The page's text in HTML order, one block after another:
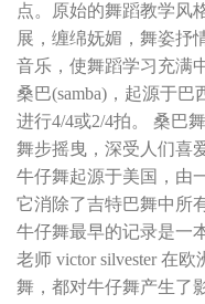
点。原始的舞蹈教学风
展，缠绵妩媚，舞姿抒
音乐，使舞蹈学习充满
桑巴(samba)，起源于
进行4/4或2/4拍。 桑巴
舞步摇曳，深受人们喜
牛仔舞起源于美国，由
它消除了吉特巴舞中所
牛仔舞最早的记录是一
老师 victor silvester 在
舞，都对牛仔舞产生了